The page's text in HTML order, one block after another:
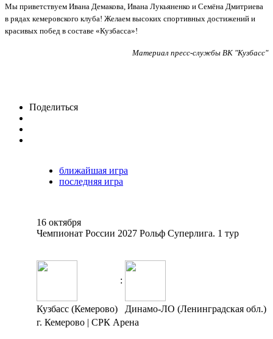
Мы приветствуем Ивана Демакова, Ивана Лукьяненко и Семёна Дмитриева
в рядах кемеровского клуба! Желаем высоких спортивных достижений и
красивых побед в составе «Кузбасса»!
Материал пресс-службы ВК "Кузбасс"
Поделиться
ближайшая игра
последняя игра
16 октября
Чемпионат России 2027 Рольф Суперлига. 1 тур
:
Кузбасс (Кемерово)
Динамо-ЛО (Ленинградская обл.)
г. Кемерово | СРК Арена